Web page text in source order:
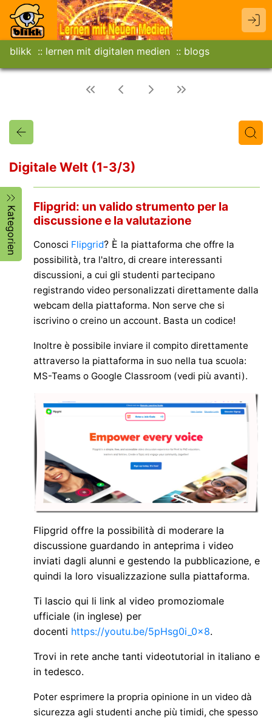
blikk lernen mit digitalen medien blogs
Digitale Welt (1-3/3)
Kategorien
Flipgrid: un valido strumento per la
discussione e la valutazione
Conosci Flipgrid? È la piattaforma che offre la
possibilità, tra l'altro, di creare interessanti
discussioni, a cui gli studenti partecipano
registrando video personalizzati direttamente dalla
webcam della piattaforma. Non serve che si
iscrivino o creino un account. Basta un codice!
Inoltre è possibile inviare il compito direttamente
attraverso la piattaforma in suo nella tua scuola:
MS-Teams o Google Classroom (vedi più avanti).
Flipgrid offre la possibilità di moderare la
discussione guardando in anteprima i video
inviati dagli alunni e gestendo la pubblicazione, e
quindi la loro visualizzazione sulla piattaforma.
Ti lascio qui li link al video promoziomale
ufficiale (in inglese) per
docenti https://youtu.be/5pHsg0i_0x8.
Trovi in rete anche tanti videotutorial in italiano e
in tedesco.
Poter esprimere la propria opinione in un video dà
sicurezza agli studenti anche più timidi, che spesso